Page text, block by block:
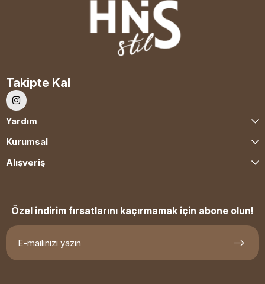
Takipte Kal
Yardım
Kurumsal
Alışveriş
Özel indirim fırsatlarını kaçırmamak için abone olun!